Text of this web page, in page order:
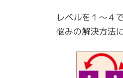
レベルを１～４
悩みの解決方法